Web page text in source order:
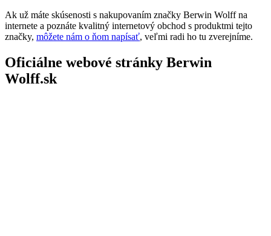
Ak už máte skúsenosti s nakupovaním značky Berwin Wolff na
internete a poznáte kvalitný internetový obchod s produktmi tejto
značky, môžete nám o ňom napísať, veľmi radi ho tu zverejníme.
Oficiálne webové stránky Berwin
Wolff.sk